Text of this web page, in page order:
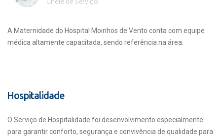
A Maternidade do Hospital Moinhos de Vento conta com equipe
médica altamente capacitada, sendo referência na área.
Hospitalidade
O Serviço de Hospitalidade foi desenvolvimento especialmente
para garantir conforto, segurança e convivência de qualidade para